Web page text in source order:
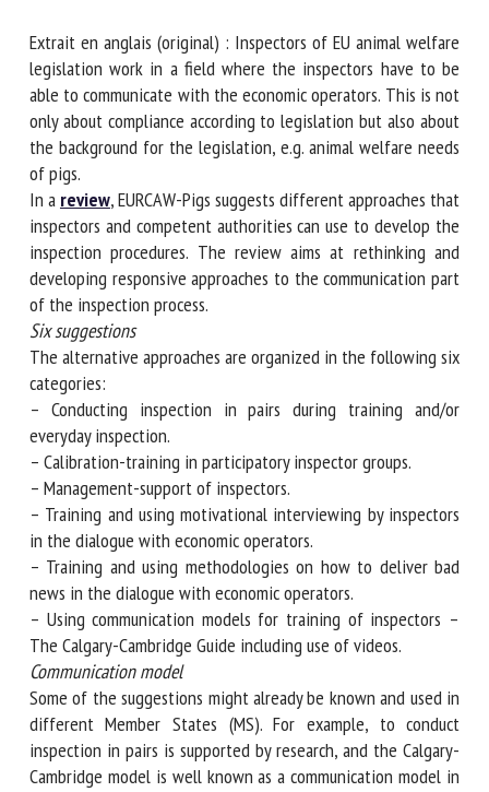
Extrait en anglais (original) : Inspectors of EU animal
welfare legislation work in a field where the inspectors
have to be able to communicate with the economic
operators. This is not only about compliance according to
legislation but also about the background for the
legislation, e.g. animal welfare needs of pigs.
In areview, EURCAW-Pigs suggests different approaches
that inspectors and competent authorities can use to
develop the inspection procedures. The review aims at
rethinking and developing responsive approaches to the
communication part of the inspection process.
Six suggestions
The alternative approaches are organized in the following
six categories:
– Conducting inspection in pairs during training and/or
everyday inspection.
– Calibration-training in participatory inspector groups.
– Management-support of inspectors.
– Training and using motivational interviewing by
inspectors in the dialogue with economic operators.
– Training and using methodologies on how to deliver bad
news in the dialogue with economic operators.
– Using communication models for training of inspectors –
The Calgary-Cambridge Guide including use of videos.
Communication model
Some of the suggestions might already be known and used
in different Member States (MS). For example, to conduct
inspection in pairs is supported by research, and the